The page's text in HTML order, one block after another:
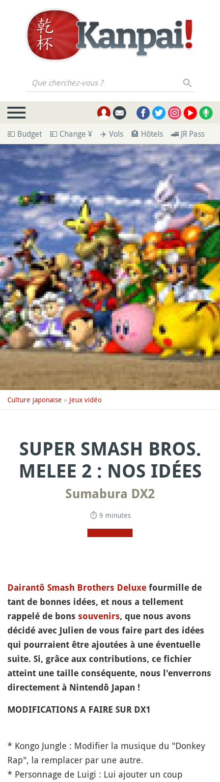
Que cherchez-vous ?
💶 Budget 💴 Change ¥ ✈️ Vols 🏨 Hôtels 🚄 JR Pass
Culture japonaise » Jeux vidéo
SUPER SMASH BROS.
MELEE 2 : NOS IDÉES
Sumabura DX2
⏱ 9 minutes
Dairantô Smash Brothers Deluxe fourmille de
tant de bonnes idées, et nous a tellement
rappelé de bons souvenirs, que nous avons
décidé avec Julien de vous faire part des idées
qui pourraient être ajoutées à une éventuelle
suite. Si, grâce aux contributions, ce fichier
atteint une taille conséquente, nous l'enverrons
directement à Nintendô Japan !
MODIFICATIONS A FAIRE SUR DX1
* Kongo Jungle : Modifier la musique du "Donkey
Rap", la remplacer par une autre.
* Personnage de Luigi : Lui ajouter un coup